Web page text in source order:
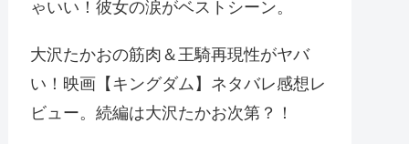
ゃいい！彼女の涙がベストシーン。
大沢たかおの筋肉＆王騎再現性がヤバ
い！映画【キングダム】ネタバレ感想レ
ビュー。続編は大沢たかお次第？！